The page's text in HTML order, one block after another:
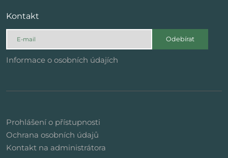
Kontakt
Odebírat
Informace o osobních údajích
Prohlášení o přístupnosti
Ochrana osobních údajů
Kontakt na administrátora